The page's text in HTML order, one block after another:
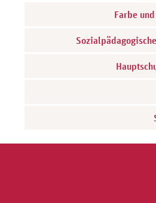
Farbe